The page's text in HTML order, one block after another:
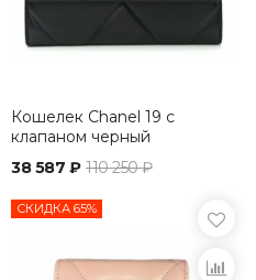
Кошелек Chanel 19 с
клапаном черный
38 587 ₽ 110 250 ₽
СКИДКА 65%